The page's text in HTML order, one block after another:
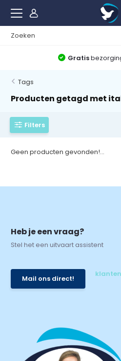
Gratis
Tags
Producten getagd met
Filters
Geen producten gevonden!...
Heb je een vraag?
Stel het een uitvaart assistent
Mail ons direct!